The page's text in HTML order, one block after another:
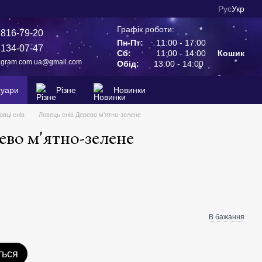
РусУкр
79-20
07-47
Графік роботи:
Пн-Пт:
11:00 - 17:00
Сб:
11:00 - 14:00
Обід:
13:00 - 14:00
Кошик
Різне Новинки
снів Ловець снів Дерево м'ятно-зелене
м'ятно-зелене
В бажання